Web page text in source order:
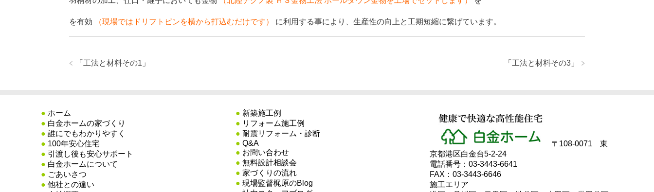
を有効 （現場ではドリフトピンを横から打込むだけです） に利用する事により、生産性の向上と工期短縮に繋げています。
「 工法と材料その3 」
「 工法と材料その1 」
● ホーム
● 白金ホームの家づくり
● 誰にでもわかりやすく
● 100年安心住宅
● 引渡し後も安心サポート
● 白金ホームについて
● ごあいさつ
● 他社との違い
● 新築施工例
● リフォーム施工例
● 耐震リフォーム・診断
● Q&A
● お問い合わせ
● 無料設計相談会
● 家づくりの流れ
● 現場監督梶原のBlog
〒108-0071 東
京都港区白金台5-2-24
電話番号：03-3443-6641
FAX：03-3443-6646
施工エリア